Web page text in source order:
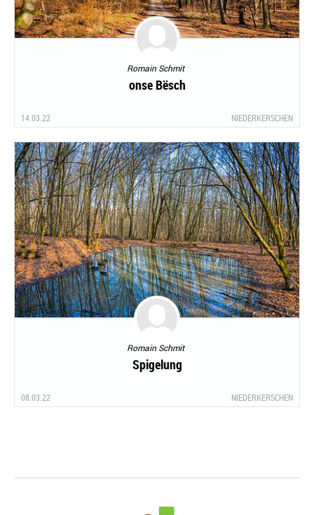
Romain Schmit
onse Bësch
14.03.22 NIEDERKERSCHEN
Romain Schmit
Spigelung
08.03.22 NIEDERKERSCHEN